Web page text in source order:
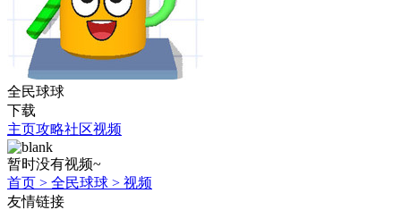
全民球球
下载
主页攻略社区视频
暂时没有视频~
首页 > 全民球球 > 视频
友情链接